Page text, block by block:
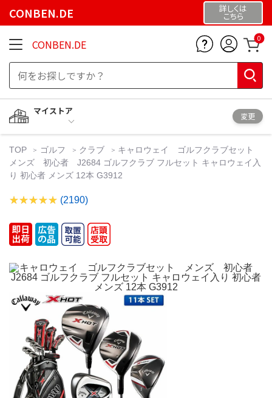
CONBEN.DE 詳しくは
こちら
CONBEN.DE 0
マイストア
変更
TOP ゴルフ クラブ
キャロウェイ ゴルフクラブセット
メンズ 初心者 J2684 ゴルフクラブ フルセット キャロウェイ入
り 初心者 メンズ 12本 G3912
(2190)